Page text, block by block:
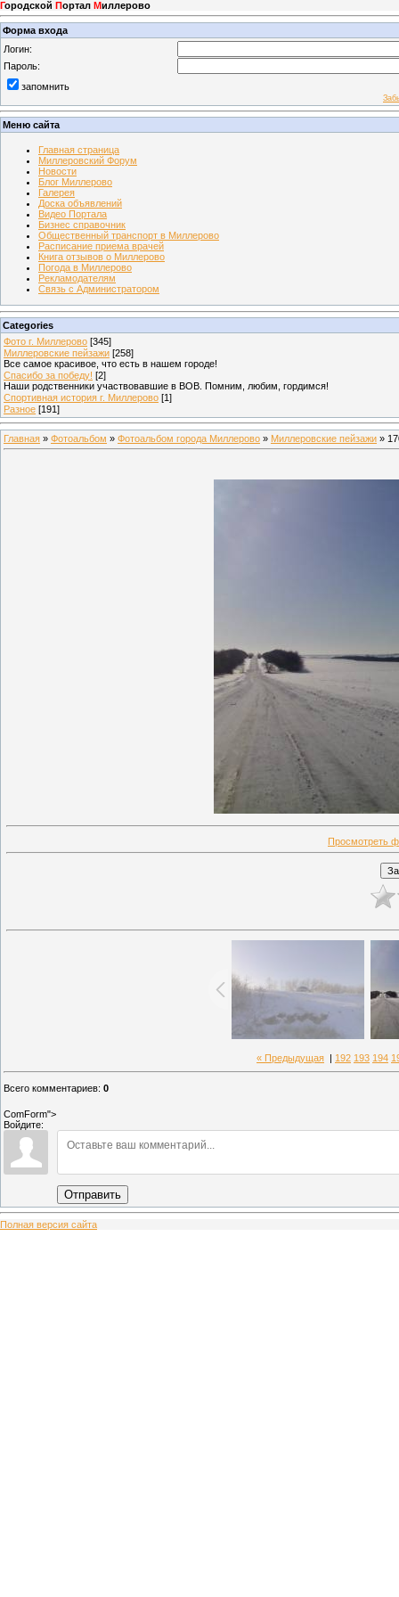
Городской Портал Миллерово
Форма входа
Логин:
Пароль:
запомнить
Меню сайта
Главная страница
Миллеровский Форум
Новости
Блог Миллерово
Галерея
Доска объявлений
Видео Портала
Бизнес справочник
Общественный транспорт в Миллерово
Расписание приема врачей
Книга отзывов о Миллерово
Погода в Миллерово
Рекламодателям
Связь с Администратором
Categories
Фото г. Миллерово [345]
Миллеровские пейзажи [258]
Все самое красивое, что есть в нашем городе!
Спасибо за победу! [2]
Наши родственники участвовавшие в ВОВ. Помним, любим, гордимся!
Спортивная история г. Миллерово [1]
Разное [191]
Главная » Фотоальбом » Фотоальбом города Миллерово » Миллеровские пейзажи »
Просмотреть
« Предыдущая 192 193 194
Всего комментариев: 0
ComForm">
Войдите:
Отправить
Полная версия сайта